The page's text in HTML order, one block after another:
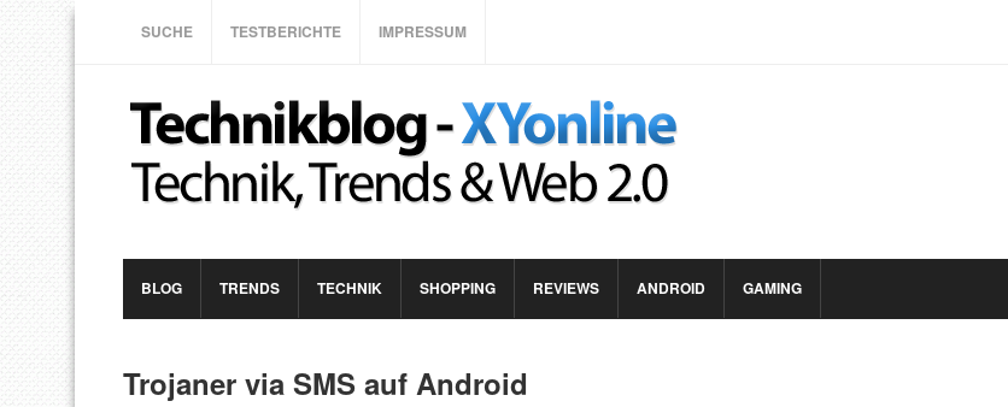
SUCHE TESTBERICHTE IMPRESSUM
BLOG TRENDS TECHNIK SHOPPING REVIEWS ANDROID GAMING
Trojaner via SMS auf Android